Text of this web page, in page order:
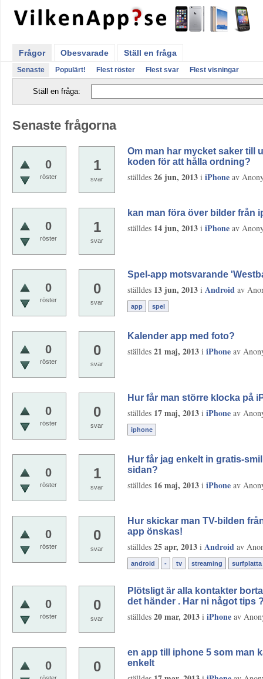
Frågor Obesvarade Ställ en fråga
Senaste Populärt! Flest röster Flest svar Flest visningar
Ställ en fråga:
Senaste frågorna
0
röster
1
svar
Om man har mycket saker till
koden för att hålla ordning?
ställdes 26 jun, 2013 i iPhone av
0
röster
1
svar
kan man föra över bilder från
ställdes 14 jun, 2013 i iPhone av
0
röster
0
svar
Spel-app motsvarande
ställdes 13 jun, 2013 i Android av
app spel
0
röster
0
svar
Kalender app med foto?
ställdes 21 maj, 2013 i iPhone av
0
röster
0
svar
Hur får man större klocka på
ställdes 17 maj, 2013 i iPhone av
iphone
0
röster
1
svar
Hur får jag enkelt in gratis-
sidan?
ställdes 16 maj, 2013 i iPhone av
0
röster
0
svar
Hur skickar man TV-bilden
app önskas!
ställdes 25 apr, 2013 i Android av
android - tv streaming surfplatta
0
röster
0
svar
Plötsligt är alla kontakter
det händer . Har ni något tips
ställdes 20 mar, 2013 i iPhone av
0 0
en app till iphone 5 som man
enkelt